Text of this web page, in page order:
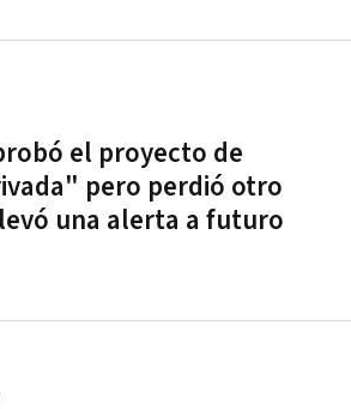
el proyecto de
pero perdió otro
una alerta a futuro